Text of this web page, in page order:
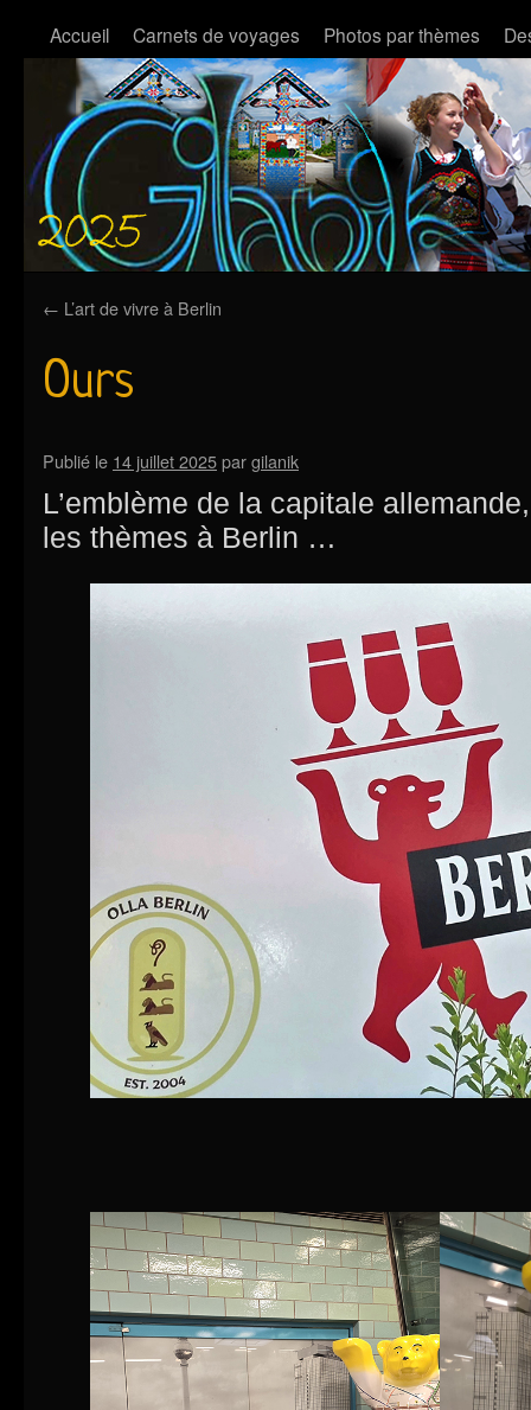
Accueil Carnets de voyages Photos par thèmes
← L’art de vivre à Berlin
Ours
Publié le 14 juillet 2025pargilanik
L’emblème de la capitale
les thèmes à Berlin …